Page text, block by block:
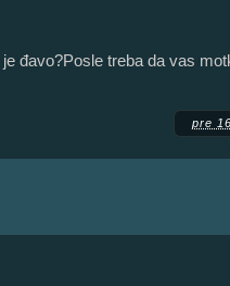
đavo?Posle treba da vas
pre